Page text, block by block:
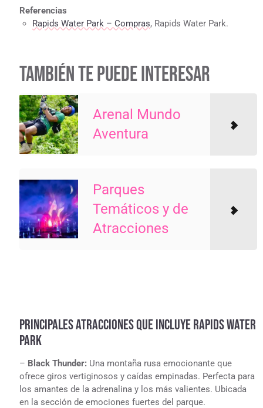
Referencias
Rapids Water Park – Compras, Rapids Water Park.
TAMBIÉN TE PUEDE INTERESAR
Arenal Mundo
Aventura
Parques
Temáticos y de
Atracciones
PRINCIPALES ATRACCIONES QUE INCLUYE RAPIDS WATER
PARK
– Black Thunder:Una montaña rusa emocionante que
ofrece giros vertiginosos y caídas empinadas. Perfecta para
los amantes de la adrenalina y los más valientes. Ubicada
en la sección de emociones fuertes del parque.